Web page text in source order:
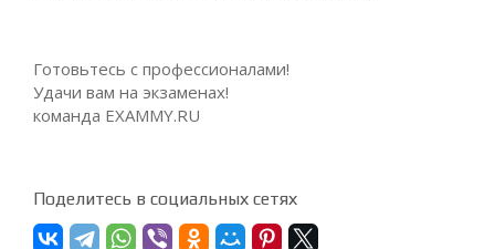
Готовьтесь с профессионалами!
Удачи вам на экзаменах!
команда EXAMMY.RU
Поделитесь в социальных сетях